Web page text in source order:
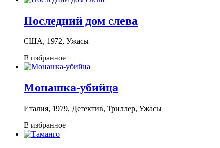
Последний дом слева
США, 1972, Ужасы
В избранное
Монашка-убийца
Италия, 1979, Детектив, Триллер, Ужасы
В избранное